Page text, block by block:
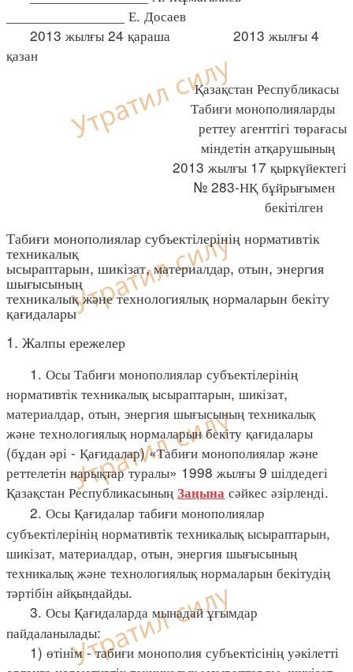
_______________ Е. Досаев
2013 жылғы 24 қараша 2013 жылғы 4
қазан
Қазақстан Республикасы
Табиғи монополияларды
реттеу агенттігі төрағасы
міндетін атқарушының
2013 жылғы 17 қыркүйектегі
№ 283-НҚ бұйрығымен
бекітілген
Табиғи монополиялар субъектілерінің нормативтік
техникалық
ысыраптарын, шикізат, материалдар, отын, энергия
шығысының
техникалық және технологиялық нормаларын бекіту
қағидалары
1. Жалпы ережелер
1. Осы Табиғи монополиялар субъектілерінің
нормативтік техникалық ысыраптарын, шикізат,
материалдар, отын, энергия шығысының техникалық
және технологиялық нормаларын бекіту қағидалары
(бұдан әрі - Қағидалар) «Табиғи монополиялар және
реттелетін нарықтар туралы» 1998 жылғы 9 шілдедегі
Қазақстан Республикасының Заңына сәйкес әзірленді.
2. Осы Қағидалар табиғи монополиялар
субъектілерінің нормативтік техникалық ысыраптарын,
шикізат, материалдар, отын, энергия шығысының
техникалық және технологиялық нормаларын бекітудің
тәртібін айқындайды.
3. Осы Қағидаларда мынадай ұғымдар
пайдаланылады:
1) өтінім - табиғи монополия субъектісінің уәкілетті